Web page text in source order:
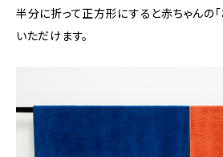
半分に折って正方形にすると赤ちゃんの「
いただけます。